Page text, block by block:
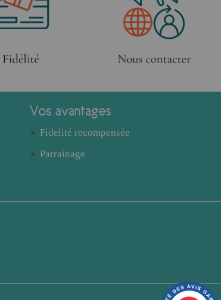
Vos avantages
Fidelité recompensée
Parrainage